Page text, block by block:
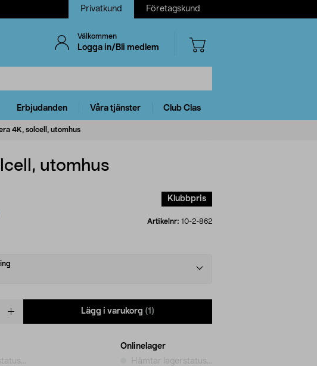
Privatkund Företagskund
Välkommen
Logga in/Bli medlem
Erbjudanden Våra tjänster Club Clas
4K, solcell, utomhus
utomhus
Klubbpris
Artikelnr: 10-2-862
Lägg i varukorg (1)
Onlinelager
Hämtar lagerstatus...